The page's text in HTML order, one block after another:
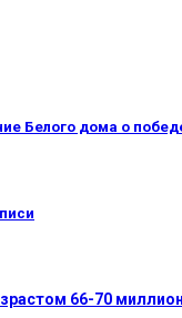
Белого дома о
66-70